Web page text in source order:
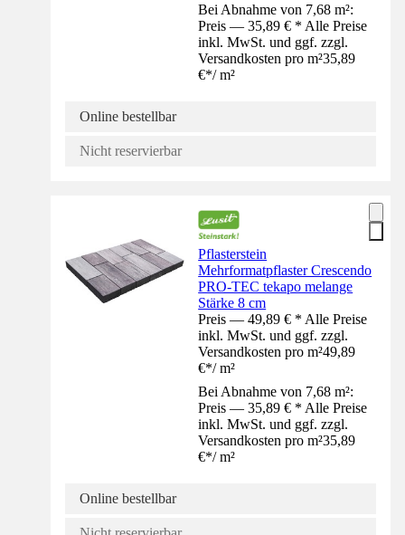
Bei Abnahme von 7,68 m²:
Preis — 35,89 € * Alle Preise
inkl. MwSt. und ggf. zzgl.
Versandkosten pro m²35,89
€*/ m²
Online bestellbar
Nicht reservierbar
Pflasterstein
Mehrformatpflaster Crescendo
PRO-TEC tekapo melange
Stärke 8 cm
Preis — 49,89 € * Alle Preise
inkl. MwSt. und ggf. zzgl.
Versandkosten pro m²49,89
€*/ m²
Bei Abnahme von 7,68 m²:
Preis — 35,89 € * Alle Preise
inkl. MwSt. und ggf. zzgl.
Versandkosten pro m²35,89
€*/ m²
Online bestellbar